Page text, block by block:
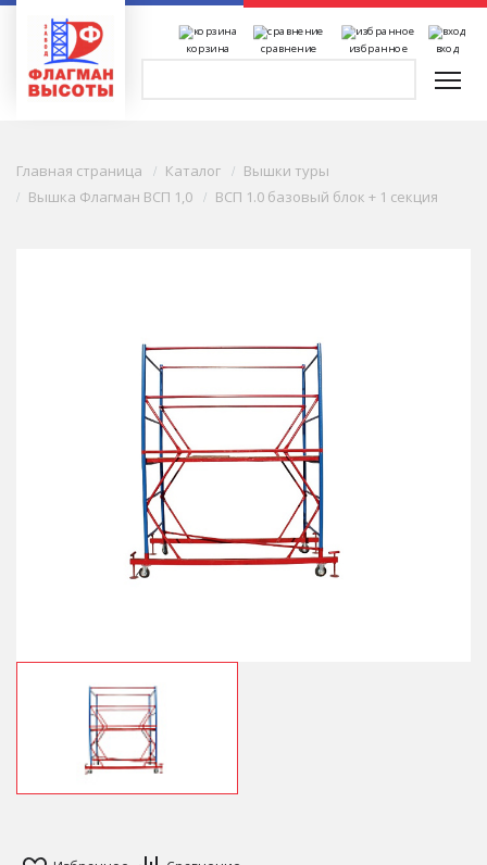
корзина сравнение избранное вход
Главная страница Каталог
Вышки туры
Вышка Флагман ВСП 1,0
ВСП 1.0 базовый блок + 1 секция